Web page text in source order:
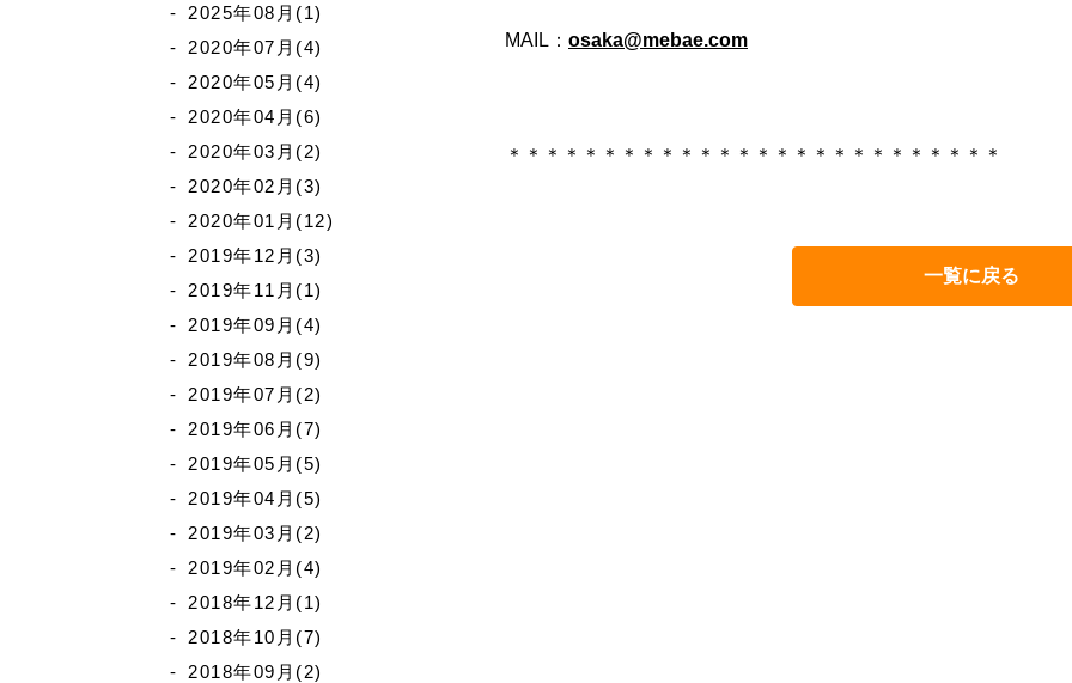
2025年08月(1)
2020年07月(4)
2020年05月(4)
2020年04月(6)
2020年03月(2)
2020年02月(3)
2020年01月(12)
2019年12月(3)
2019年11月(1)
2019年09月(4)
2019年08月(9)
2019年07月(2)
2019年06月(7)
2019年05月(5)
2019年04月(5)
2019年03月(2)
2019年02月(4)
2018年12月(1)
2018年10月(7)
2018年09月(2)
MAIL： osaka@mebae.com
＊＊＊＊＊＊＊＊＊＊＊＊＊＊＊＊＊＊＊＊＊＊＊＊＊＊
一覧に戻る